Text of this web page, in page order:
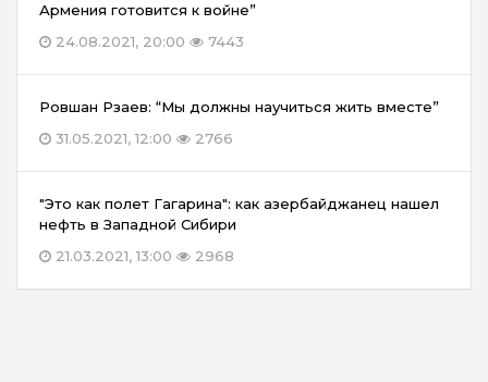
Армения готовится к войне”
24.08.2021, 20:00
7443
Ровшан Рзаев: “Мы должны научиться жить вместе”
31.05.2021, 12:00
2766
"Это как полет Гагарина": как азербайджанец нашел
нефть в Западной Сибири
21.03.2021, 13:00
2968